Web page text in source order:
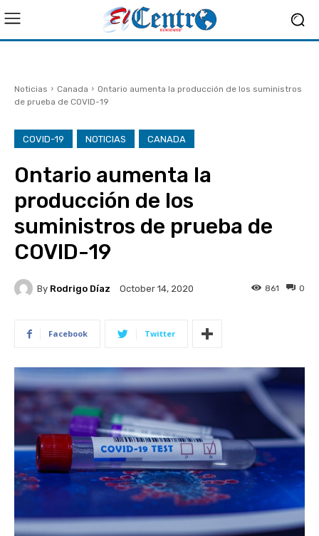
Noticias Canada
Ontario aumenta la producción de los suministros
de prueba de COVID-19
COVID-19 NOTICIAS CANADA
Ontario aumenta la
producción de los
suministros de prueba de
COVID-19
By Rodrigo Díaz October 14, 2020 0
861
Facebook Twitter